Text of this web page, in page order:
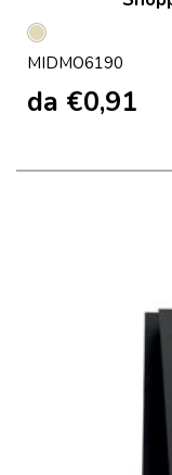
Beige
MIDMO6190
da €0,91